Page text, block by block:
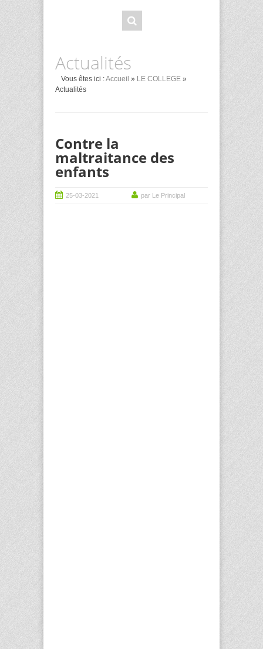
Actualités
Vous êtes ici :Accueil » LE COLLEGE »
Actualités
Contre la
maltraitance des
enfants
25-03-2021 par Le Principal